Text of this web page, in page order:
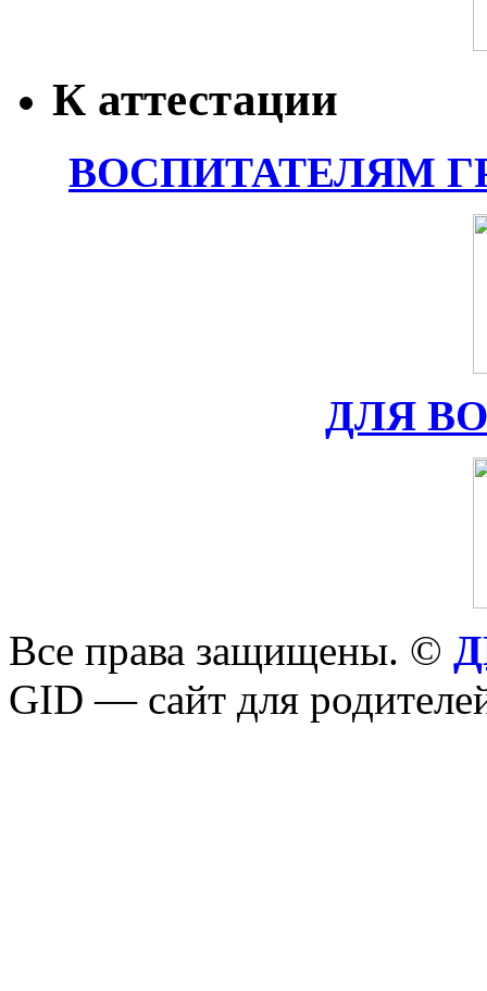
К аттестации
ВОСПИТАТЕЛЯМ
ДЛЯ
Все права защищены. ©
GID — сайт для